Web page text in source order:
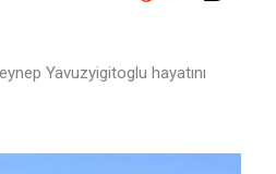
Yavuzyigitoglu hayatını